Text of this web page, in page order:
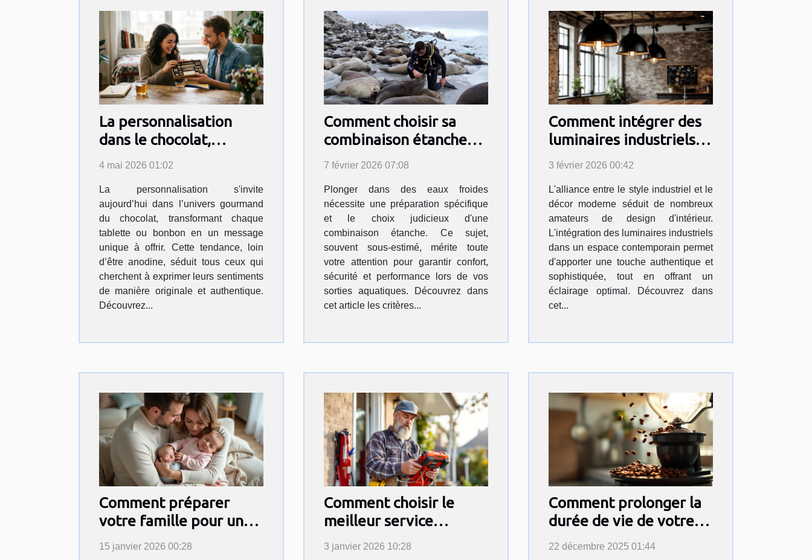
La personnalisation
dans le chocolat,
nouvelle déclaration
4 mai 2026 01:02
La personnalisation s'invite
aujourd’hui dans l’univers gourmand
du chocolat, transformant chaque
tablette ou bonbon en un message
unique à offrir. Cette tendance, loin
d’être anodine, séduit tous ceux qui
cherchent à exprimer leurs sentiments
de manière originale et authentique.
Découvrez...
Comment choisir sa
combinaison étanche
pour des eaux froides ?
7 février 2026 07:08
Plonger dans des eaux froides
nécessite une préparation spécifique
et le choix judicieux d'une
combinaison étanche. Ce sujet,
souvent sous-estimé, mérite toute
votre attention pour garantir confort,
sécurité et performance lors de vos
sorties aquatiques. Découvrez dans
cet article les critères...
Comment intégrer des
luminaires industriels
dans un décor moderne
3 février 2026 00:42
L'alliance entre le style industriel et le
décor moderne séduit de nombreux
amateurs de design d'intérieur.
L'intégration des luminaires industriels
dans un espace contemporain permet
d'apporter une touche authentique et
sophistiquée, tout en offrant un
éclairage optimal. Découvrez dans
cet...
Comment préparer
votre famille pour une
séance photo de
15 janvier 2026 00:28
Comment choisir le
meilleur service
d'urgence pour vos
3 janvier 2026 10:28
Comment prolonger la
durée de vie de votre
machine à café à grains
22 décembre 2025 01:44